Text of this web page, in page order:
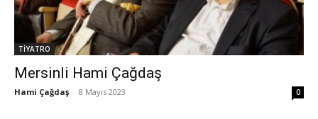
TİYATRO
Mersinli Hami Çağdaş
Hami Çağdaş - 8 Mayıs 2023 0